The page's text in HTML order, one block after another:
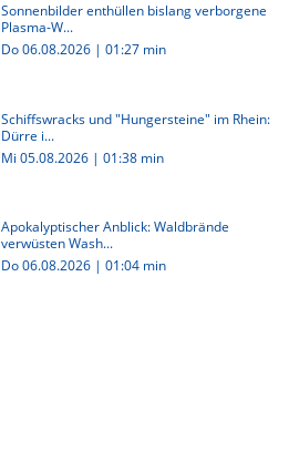
Sonnenbilder enthüllen bislang verborgene
Plasma-W...
Do 06.08.2026 | 01:27 min
Schiffswracks und "Hungersteine" im Rhein:
Dürre i...
Mi 05.08.2026 | 01:38 min
Apokalyptischer Anblick: Waldbrände
verwüsten Wash...
Do 06.08.2026 | 01:04 min